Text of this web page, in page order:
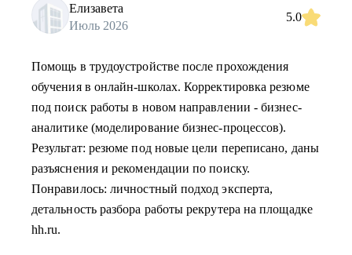
Елизавета
Июль 2026
5.0
Помощь в трудоустройстве после прохождения
обучения в онлайн-школах. Корректировка резюме
под поиск работы в новом направлении - бизнес-
аналитике (моделирование бизнес-процессов).
Результат: резюме под новые цели переписано, даны
разъяснения и рекомендации по поиску.
Понравилось: личностный подход эксперта,
детальность разбора работы рекрутера на площадке
hh.ru.